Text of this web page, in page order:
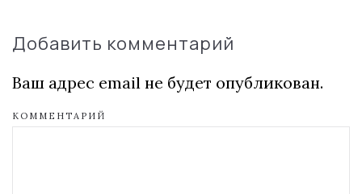
Добавить комментарий
Ваш адрес email не будет опубликован.
КОММЕНТАРИЙ